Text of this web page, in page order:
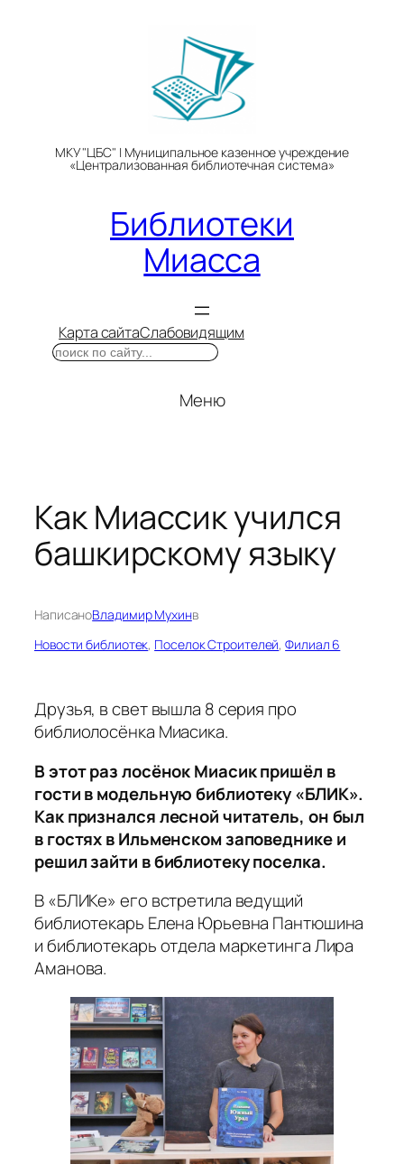
МКУ "ЦБС" | Муниципальное казенное учреждение
«Централизованная библиотечная система»
Библиотеки
Миасса
Карта сайтаСлабовидящим
Поиск
Меню
Как Миассик учился
башкирскому языку
НаписаноВладимир Мухинв
Новости библиотек, Поселок Строителей, Филиал 6
Друзья, в свет вышла 8 серия про
библиолосёнка Миасика.
В этот раз лосёнок Миасик пришёл в
гости в модельную библиотеку «БЛИК».
Как признался лесной читатель, он был
в гостях в Ильменском заповеднике и
решил зайти в библиотеку поселка.
В «БЛИКе» его встретила ведущий
библиотекарь Елена Юрьевна Пантюшина
и библиотекарь отдела маркетинга Лира
Аманова.